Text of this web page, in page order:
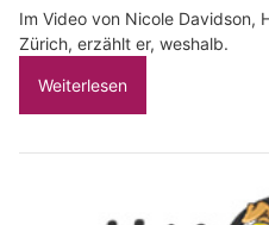
Im Video von Nicole Davidson,
Zürich, erzählt er, weshalb.
Weiterlesen